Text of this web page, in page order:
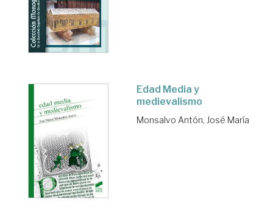
Edad Media y
medievalismo
Monsalvo Antón, José María